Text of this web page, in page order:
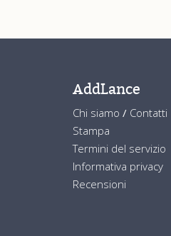
AddLance
Chi siamo / Contatti
Stampa
Termini del servizio
Informativa privacy
Recensioni